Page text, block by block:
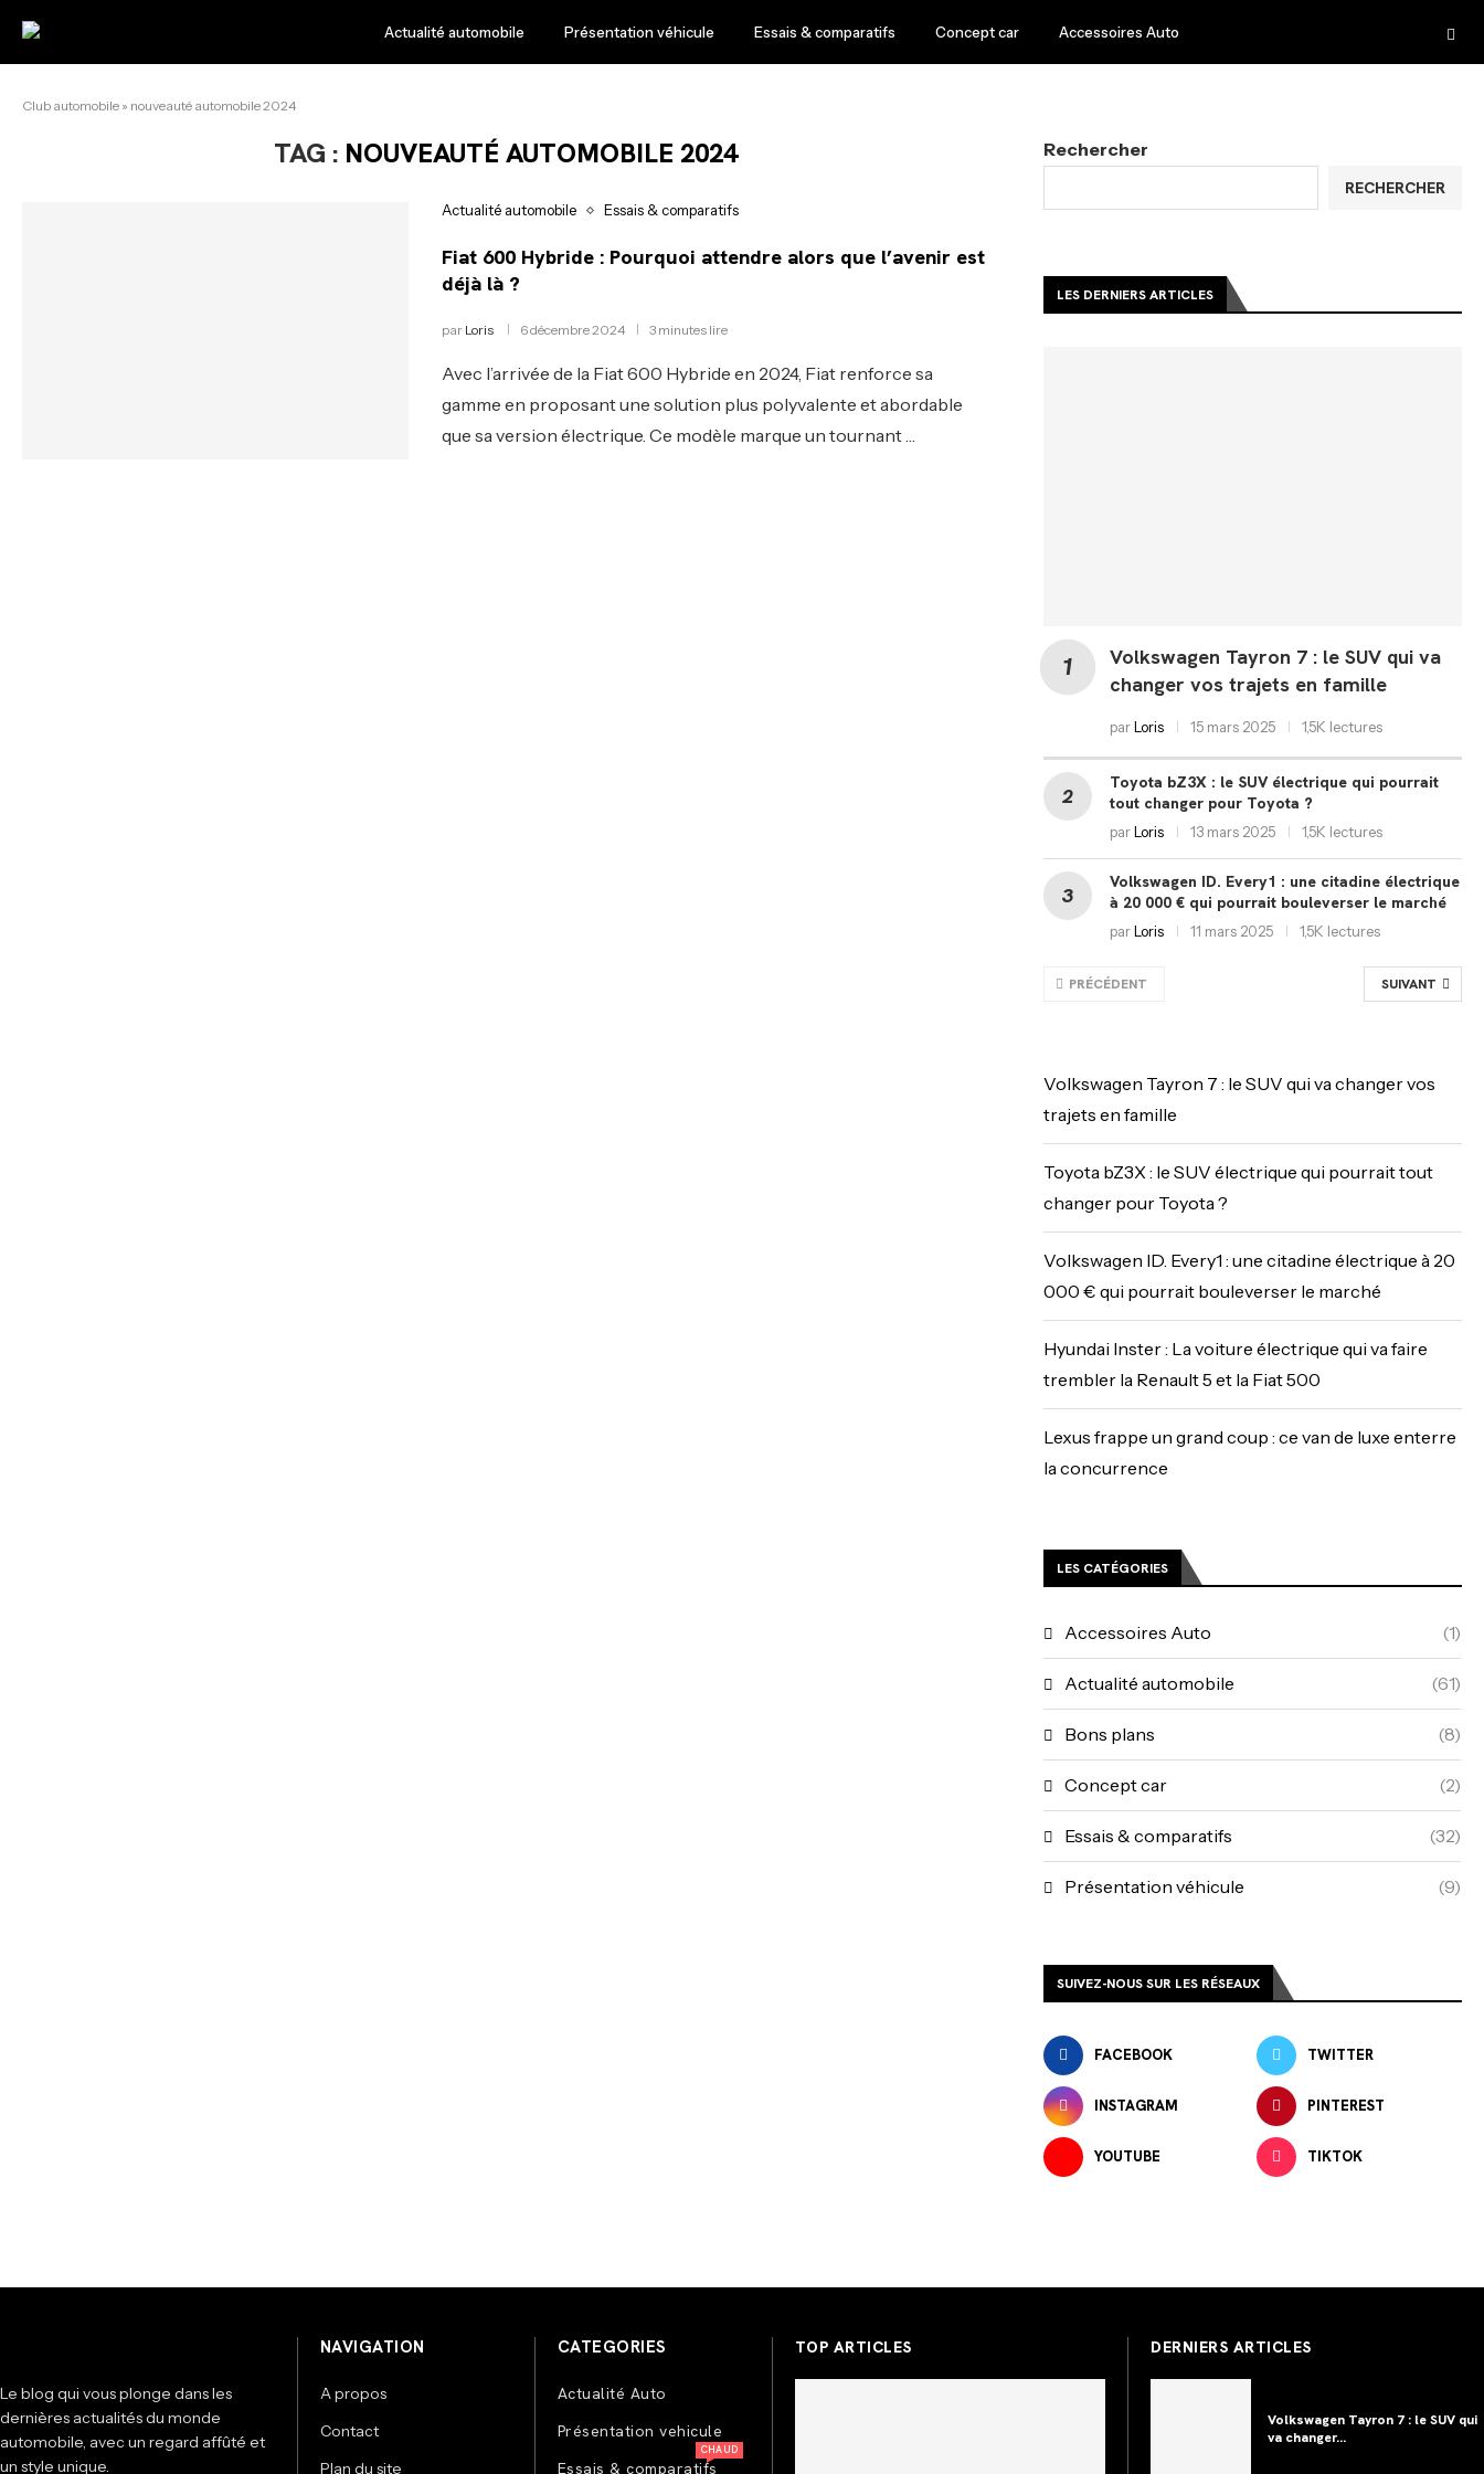
Actualité automobile Présentation véhicule Essais & comparatifs Concept car Accessoires Auto
Club automobile » nouveauté automobile 2024
TAG : NOUVEAUTÉ AUTOMOBILE 2024
Actualité automobile Essais & comparatifs
Fiat 600 Hybride : Pourquoi attendre alors que l’avenir est
déjà là ?
par Loris 6 décembre 2024 3 minutes lire
Avec l’arrivée de la Fiat 600 Hybride en 2024, Fiat renforce sa
gamme en proposant une solution plus polyvalente et abordable
que sa version électrique. Ce modèle marque un tournant …
Rechercher
RECHERCHER
LES DERNIERS ARTICLES
Volkswagen Tayron 7 : le SUV qui va
changer vos trajets en famille
parLoris 15 mars 2025 1,5K lectures
Toyota bZ3X : le SUV électrique qui pourrait
tout changer pour Toyota ?
parLoris 13 mars 2025 1,5K lectures
Volkswagen ID. Every1 : une citadine électrique
à 20 000 € qui pourrait bouleverser le marché
parLoris 11 mars 2025 1,5K lectures
PRÉCÉDENT SUIVANT
Volkswagen Tayron 7 : le SUV qui va changer vos
trajets en famille
Toyota bZ3X : le SUV électrique qui pourrait tout
changer pour Toyota ?
Volkswagen ID. Every1 : une citadine électrique à 20
000 € qui pourrait bouleverser le marché
Hyundai Inster : La voiture électrique qui va faire
trembler la Renault 5 et la Fiat 500
Lexus frappe un grand coup : ce van de luxe enterre
la concurrence
LES CATÉGORIES
Accessoires Auto (1)
Actualité automobile (61)
Bons plans (8)
Concept car (2)
Essais & comparatifs (32)
Présentation véhicule (9)
SUIVEZ-NOUS SUR LES RÉSEAUX
FACEBOOK TWITTER
INSTAGRAM PINTEREST
YOUTUBE TIKTOK
Le blog qui vous plonge dans les
dernières actualités du monde
automobile, avec un regard affûté et
un style unique.
NAVIGATION
A propos
Contact
Plan du site
CATEGORIES
Actualité Auto
Présentation vehicule
Essais & comparatifs
CHAUD
TOP ARTICLES DERNIERS ARTICLES
Volkswagen Tayron 7 : le SUV qui
va changer...